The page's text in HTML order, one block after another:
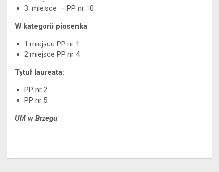
3. miejsce – PP nr 10
W kategorii piosenka:
1.miejsce PP nr 1
2.miejsce PP nr 4
Tytuł laureata:
PP nr 2
PP nr 5
UM w Brzegu